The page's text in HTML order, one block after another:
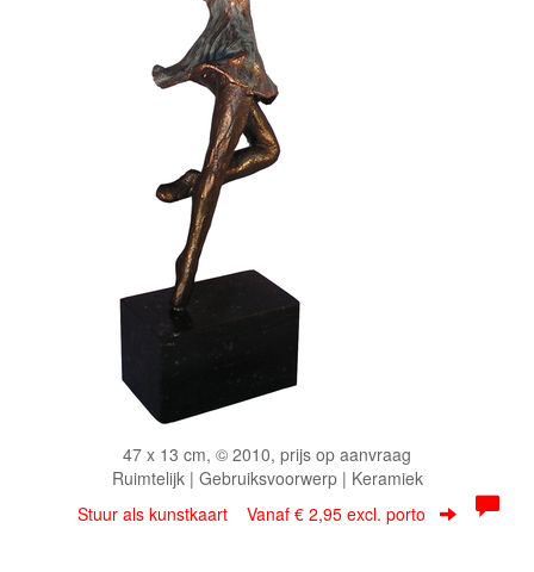
47 x 13 cm, © 2010, prijs op aanvraag
Ruimtelijk | Gebruiksvoorwerp | Keramiek
Stuur als kunstkaart Vanaf € 2,95 excl. porto